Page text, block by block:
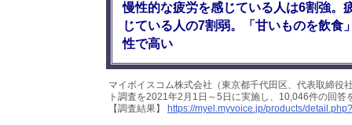
慢性的な疲労を感じている人は6割強。
じている人の7割弱。「甘いものを飲
性で高い
マイボイスコム株式会社（東京都千代田区、代表取締
ト調査を2021年2月1日～5日に実施し、10,046件の回
【調査結果】
https://myel.myvoice.jp/products/